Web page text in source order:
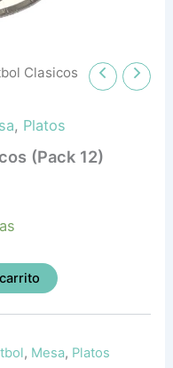
Clasicos
, Platos
(Pack 12)
, Mesa, Platos